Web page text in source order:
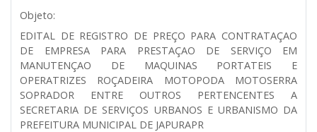
Objeto:
EDITAL DE REGISTRO DE PREÇO PARA CONTRATAÇAO
DE EMPRESA PARA PRESTAÇAO DE SERVIÇO EM
MANUTENÇAO DE MAQUINAS PORTATEIS E
OPERATRIZES ROÇADEIRA MOTOPODA MOTOSERRA
SOPRADOR ENTRE OUTROS PERTENCENTES A
SECRETARIA DE SERVIÇOS URBANOS E URBANISMO DA
PREFEITURA MUNICIPAL DE JAPURAPR